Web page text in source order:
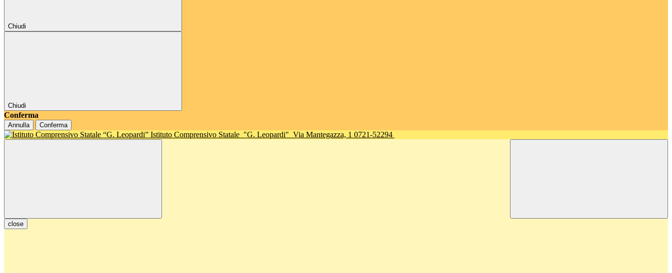
Chiudi
Chiudi
Conferma
Annulla Conferma
Istituto Comprensivo Statale "G. Leopardi" Via Mantegazza, 1 0721-52294
close